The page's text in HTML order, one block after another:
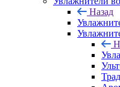
Назад